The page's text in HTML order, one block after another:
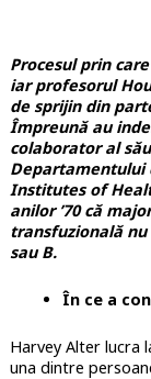
Procesul prin
iar profesorul
de sprijin din
Împreună au
colaborator al
Departamentului
Institutes of
anilor ’70 că
transfuzională
sau B.
În ce a
Harvey Alter lucra
una dintre